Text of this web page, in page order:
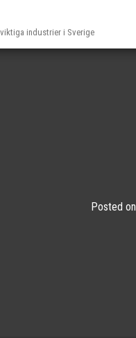
industrier i Sverige
Posted on